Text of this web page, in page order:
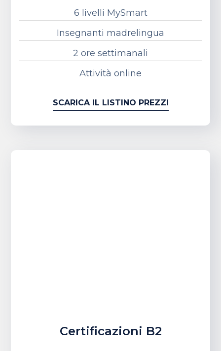
6 livelli MySmart
Insegnanti madrelingua
2 ore settimanali
Attività online
SCARICA IL LISTINO PREZZI
Certificazioni B2